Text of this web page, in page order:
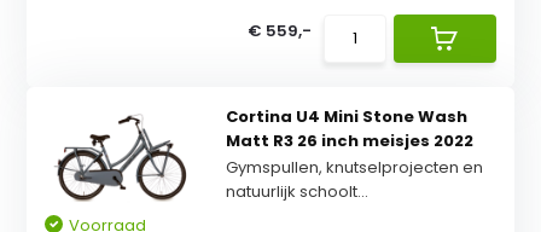
€ 559,-
Cortina U4 Mini Stone Wash
Matt R3 26 inch meisjes 2022
Gymspullen, knutselprojecten en
natuurlijk schoolt...
Voorraad